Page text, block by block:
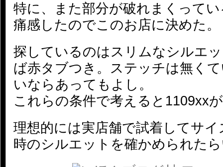
特に、また部分が破れまくって
痛感したのでこのお店に決めた。
探しているのはスリムなシルエ
ば赤タブつき。ステッチは無く
いならあってもよし。
これらの条件で考えると1109xx
理想的には実店舗で試着してサ
時のシルエットを確かめられた